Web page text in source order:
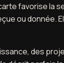
favorise la
ou donnée.
des